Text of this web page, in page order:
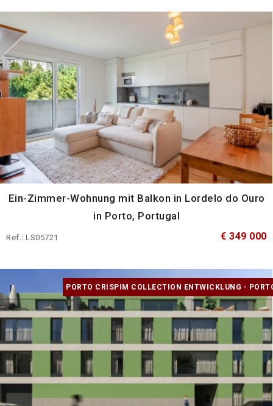
Ein-Zimmer-Wohnung mit Balkon in Lordelo do Ouro
in Porto, Portugal
Ref.: LS05721 € 349 000
PORTO CRISPIM COLLECTION ENTWICKLUNG -